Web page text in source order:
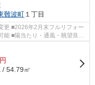
難波町 １丁目
更 ■2026年2月末フルリフォー
円
/ 54.79㎡